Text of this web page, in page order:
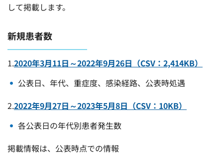
して掲載します。
新規患者数
1.2020年3月11日～2022年9月26日（CSV：2,414KB）
公表日、年代、重症度、感染経路、公表時処遇
2.2022年9月27日～2023年5月8日（CSV：10KB）
各公表日の年代別患者発生数
掲載情報は、公表時点での情報